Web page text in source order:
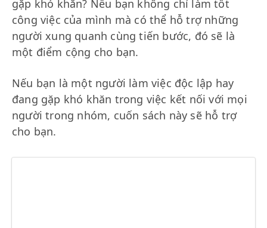
gặp khó khăn? Nếu bạn không chỉ làm tốt
công việc của mình mà có thể hỗ trợ những
người xung quanh cùng tiến bước, đó sẽ là
một điểm cộng cho bạn.
Nếu bạn là một người làm việc độc lập hay
đang gặp khó khăn trong việc kết nối với mọi
người trong nhóm, cuốn sách này sẽ hỗ trợ
cho bạn.